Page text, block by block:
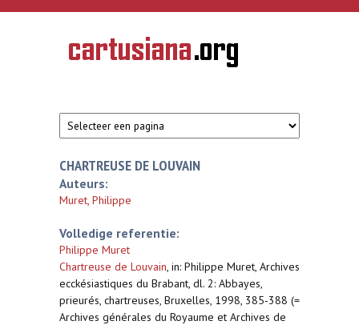
Overslaan en naar de inhoud gaan
CARTUSIANA
Geschiedenis
van de
CHARTREUSE DE LOUVAIN
Auteurs:
Muret, Philippe
Volledige referentie:
Philippe Muret
Chartreuse de Louvain, in: Philippe Muret, Archives
ecckésiastiques du Brabant, dl. 2: Abbayes,
prieurés, chartreuses, Bruxelles, 1998, 385-388 (=
Archives générales du Royaume et Archives de